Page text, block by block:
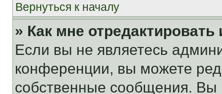
Вернуться к началу
» Как мне
Если вы не являетесь
конференции, вы можете
собственные сообщения. Вы